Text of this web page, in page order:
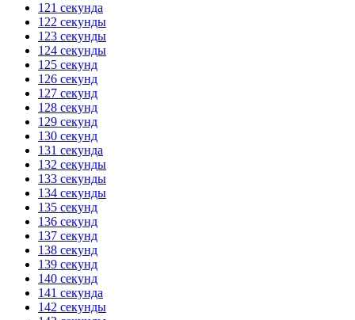
121 секунда
122 секунды
123 секунды
124 секунды
125 секунд
126 секунд
127 секунд
128 секунд
129 секунд
130 секунд
131 секунда
132 секунды
133 секунды
134 секунды
135 секунд
136 секунд
137 секунд
138 секунд
139 секунд
140 секунд
141 секунда
142 секунды